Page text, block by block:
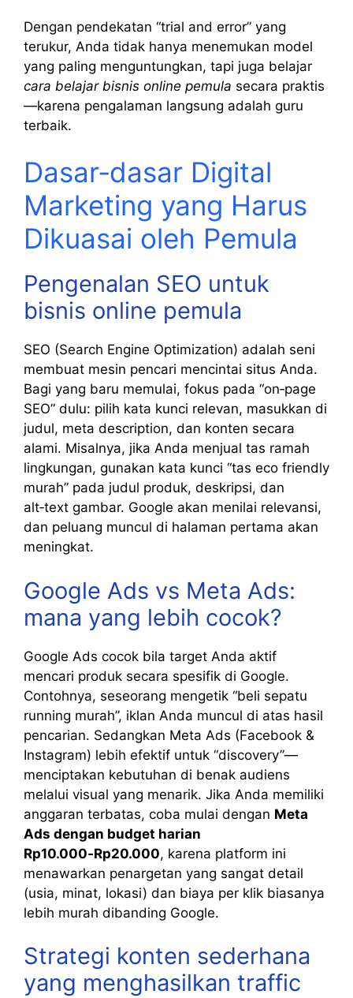
Dengan pendekatan “trial and error” yang
terukur, Anda tidak hanya menemukan model
yang paling menguntungkan, tapi juga belajar
cara belajar bisnis online pemula secara praktis
—karena pengalaman langsung adalah guru
terbaik.
Dasar‑dasar Digital
Marketing yang Harus
Dikuasai oleh Pemula
Pengenalan SEO untuk
bisnis online pemula
SEO (Search Engine Optimization) adalah seni
membuat mesin pencari mencintai situs Anda.
Bagi yang baru memulai, fokus pada “on‑page
SEO” dulu: pilih kata kunci relevan, masukkan di
judul, meta description, dan konten secara
alami. Misalnya, jika Anda menjual tas ramah
lingkungan, gunakan kata kunci “tas eco friendly
murah” pada judul produk, deskripsi, dan
alt‑text gambar. Google akan menilai relevansi,
dan peluang muncul di halaman pertama akan
meningkat.
Google Ads vs Meta Ads:
mana yang lebih cocok?
Google Ads cocok bila target Anda aktif
mencari produk secara spesifik di Google.
Contohnya, seseorang mengetik “beli sepatu
running murah”, iklan Anda muncul di atas hasil
pencarian. Sedangkan Meta Ads (Facebook &
Instagram) lebih efektif untuk “discovery”—
menciptakan kebutuhan di benak audiens
melalui visual yang menarik. Jika Anda memiliki
anggaran terbatas, coba mulai dengan Meta
Ads dengan budget harian
Rp10.000‑Rp20.000, karena platform ini
menawarkan penargetan yang sangat detail
(usia, minat, lokasi) dan biaya per klik biasanya
lebih murah dibanding Google.
Strategi konten sederhana
yang menghasilkan traffic